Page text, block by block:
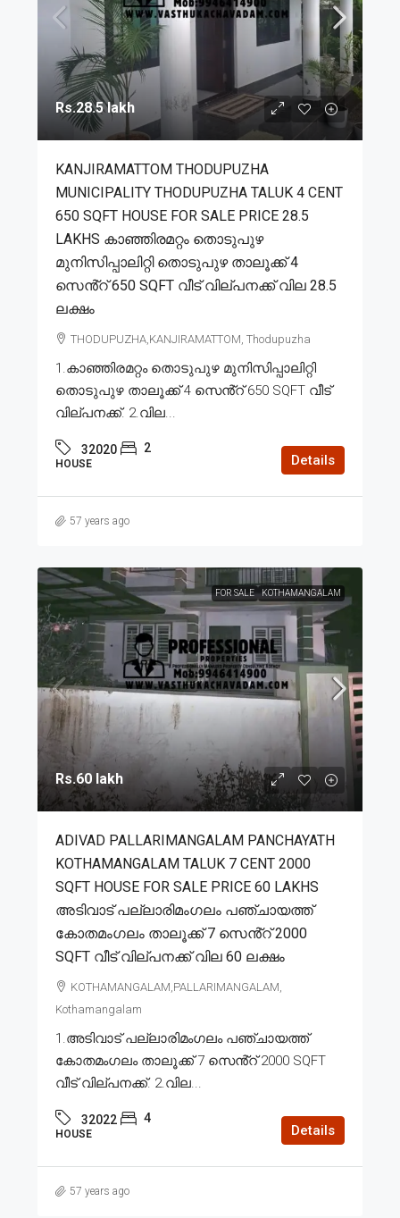
Rs.28.5 lakh
KANJIRAMATTOM THODUPUZHA
MUNICIPALITY THODUPUZHA TALUK 4 CENT
650 SQFT HOUSE FOR SALE PRICE 28.5
LAKHS കാഞ്ഞിരമറ്റം തൊടുപുഴ
മുനിസിപ്പാലിറ്റി തൊടുപുഴ താലൂക്ക് 4
സെൻ്റ് 650 SQFT വീട് വില്പനക്ക് വില 28.5
ലക്ഷം
THODUPUZHA,KANJIRAMATTOM, Thodupuzha
1.കാഞ്ഞിരമറ്റം തൊടുപുഴ മുനിസിപ്പാലിറ്റി
തൊടുപുഴ താലൂക്ക് 4 സെൻ്റ് 650 SQFT വീട്
വില്പനക്ക്. 2.വില...
32020 2
HOUSE Details
57 years ago
FOR SALE KOTHAMANGALAM
Rs.60 lakh
ADIVAD PALLARIMANGALAM PANCHAYATH
KOTHAMANGALAM TALUK 7 CENT 2000
SQFT HOUSE FOR SALE PRICE 60 LAKHS
അടിവാട് പല്ലാരിമംഗലം പഞ്ചായത്ത്
കോതമംഗലം താലൂക്ക് 7 സെൻ്റ് 2000
SQFT വീട് വില്പനക്ക് വില 60 ലക്ഷം
KOTHAMANGALAM,PALLARIMANGALAM,
Kothamangalam
1.അടിവാട് പല്ലാരിമംഗലം പഞ്ചായത്ത്
കോതമംഗലം താലൂക്ക് 7 സെൻ്റ് 2000 SQFT
വീട് വില്പനക്ക്. 2.വില...
32022 4
HOUSE Details
57 years ago